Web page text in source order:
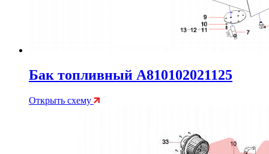
Бак топливный A810102021125
Открыть схему